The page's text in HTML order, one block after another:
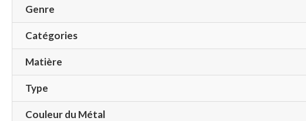
Genre
Catégories
Matière
Type
Couleur du Métal